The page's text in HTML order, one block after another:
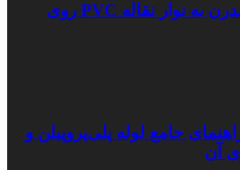
۵ دلیل که صنایع مدرن به نوار نقاله PVC روی
جامع لوله پلی‌پروپیلن و
آن